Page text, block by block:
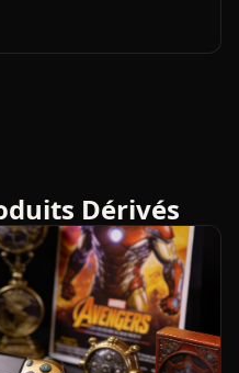
Dérivés